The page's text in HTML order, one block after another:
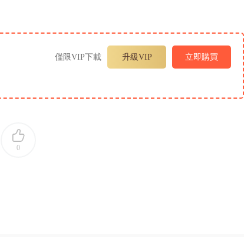
僅限VIP下載 升級VIP 立即購買
0